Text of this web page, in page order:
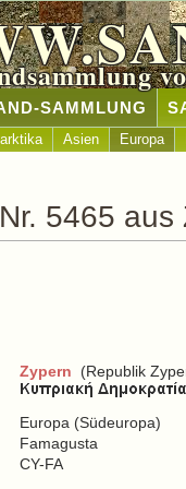
SAMMLUNG
Asien Europa
5465 aus
Zypern (Republik
Europa (Südeuropa)
Famagusta
CY-FA